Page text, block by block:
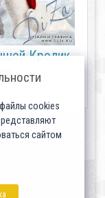
Кролик
cookies
сайтом